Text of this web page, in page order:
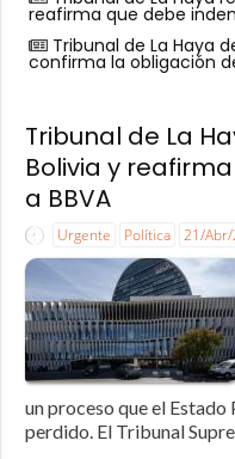
reafirma que debe
Tribunal de La Haya
confirma la obligación
Tribunal de La
Bolivia y
a BBVA
Urgente Política 21/
un proceso que el
perdido. El Tribunal